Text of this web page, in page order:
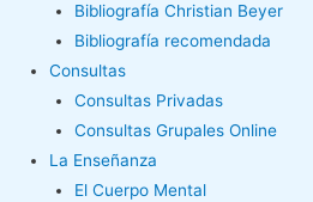
Bibliografía Christian Beyer
Bibliografía recomendada
Consultas
Consultas Privadas
Consultas Grupales Online
La Enseñanza
El Cuerpo Mental